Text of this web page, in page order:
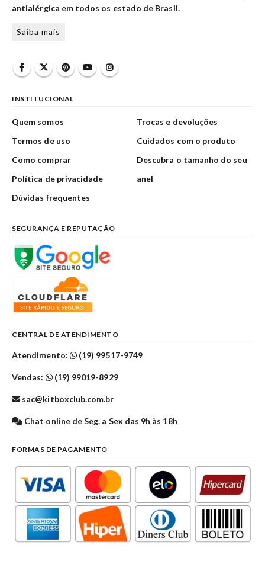
antialérgica em todos os estado de Brasil.
Saiba mais
INSTITUCIONAL
Quem somos
Termos de uso
Como comprar
Política de privacidade
Dúvidas frequentes
Trocas e devoluções
Cuidados com o produto
Descubra o tamanho do seu
anel
SEGURANÇA E REPUTAÇÃO
CENTRAL DE ATENDIMENTO
Atendimento: (19) 99517-9749
Vendas: (19) 99019-8929
sac@kitboxclub.com.br
Chat online de Seg. a Sex das 9h às 18h
FORMAS DE PAGAMENTO